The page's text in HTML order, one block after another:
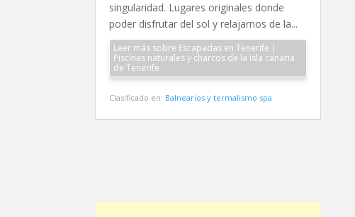
singularidad. Lugares originales donde
poder disfrutar del sol y relajarnos de la...
Leer más sobre Escapadas en Tenerife |
Piscinas naturales y charcos de la isla canaria
de Tenerife
Clasificado en: Balnearios y termalismo spa